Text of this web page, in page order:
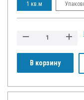
1 кв.м
В корзину